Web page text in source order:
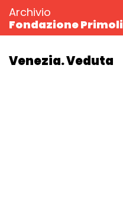
Archivio
Fondazione Primoli
Venezia. Veduta